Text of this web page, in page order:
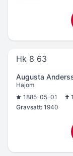
Hk 8 63
Augusta
Hajom
1885-05-01
Gravsatt: 1940